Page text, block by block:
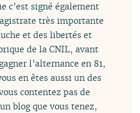
c’est signé également
très importante
et des libertés et
de la CNIL, avant
l’alternance en 81,
en êtes aussi un des
contentez pas de
blog que vous tenez,